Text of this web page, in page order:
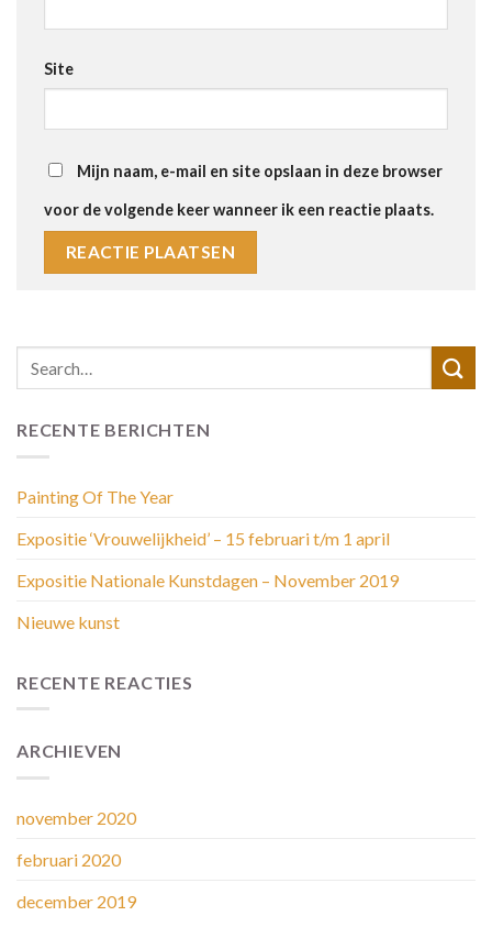
Site
Mijn naam, e-mail en site opslaan in deze browser
voor de volgende keer wanneer ik een reactie plaats.
RECENTE BERICHTEN
Painting Of The Year
Expositie ‘Vrouwelijkheid’ – 15 februari t/m 1 april
Expositie Nationale Kunstdagen – November 2019
Nieuwe kunst
RECENTE REACTIES
ARCHIEVEN
november 2020
februari 2020
december 2019